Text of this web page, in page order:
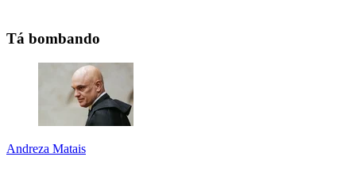
Tá bombando
Andreza Matais